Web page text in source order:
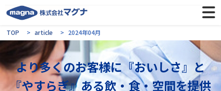
TOP article 2024年04月
より多くのお客様に『おいしさ』と
『やすらぎ』ある飲・食・空間を提供